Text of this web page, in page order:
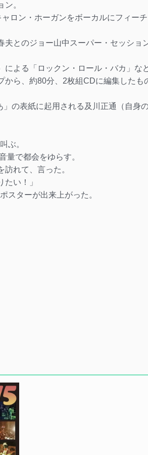
。
ロン・ホーガンをボーカルにフィー
夫とのジョー山中スーパー・セッショ
による「ロックン・ロール・バカ」な
ら、約80分、2枚組CDに編集したも
の表紙に起用される及川正通（自身
ぶ。
量で都会をゆらす。
れて、言った。
たい！」
スターが出来上がった。